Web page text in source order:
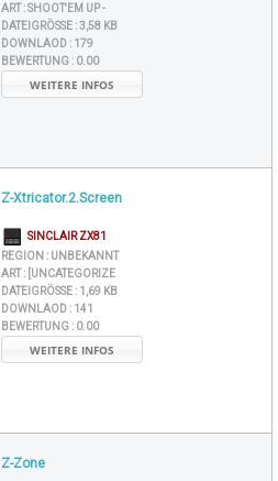
ART :SHOOT'EM UP -
DATEIGRÖSSE : 3,58 KB
DOWNLAOD : 179
BEWERTUNG : 0.00
WEITERE INFOS
Z-Xtricator.2.Screen
SINCLAIR ZX81
REGION : UNBEKANNT
ART : [UNCATEGORIZE
DATEIGRÖSSE : 1,69 KB
DOWNLAOD : 141
BEWERTUNG : 0.00
WEITERE INFOS
Z-Zone